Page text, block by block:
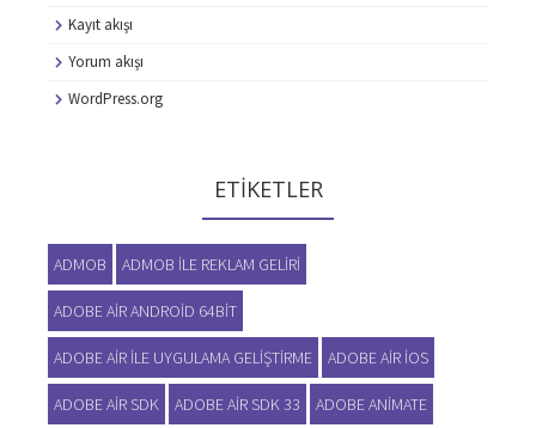
Kayıt akışı
Yorum akışı
WordPress.org
ETIKETLER
ADMOB ADMOB ILE REKLAM GELIRI
ADOBE AIR ANDROID 64BIT
ADOBE AIR ILE UYGULAMA GELIŞTIRME ADOBE AIR IOS
ADOBE AIR SDK ADOBE AIR SDK 33 ADOBE ANIMATE